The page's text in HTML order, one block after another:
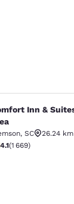
& Inn &
, SC
26.24 km
étoiles. Très Bien.
4.1(1 669)